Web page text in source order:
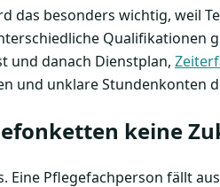
das besonders wichtig, weil
Qualifikationen
und danach Dienstplan,
und unklare Stundenkonten
keine
Eine Pflegefachperson fällt